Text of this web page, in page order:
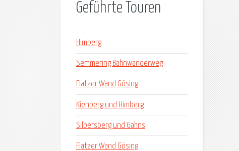
Geführte Touren
Himberg
Semmering Bahnwanderweg
Flatzer Wand Gösing
Kienberg und Himberg
Silbersberg und Gahns
Flatzer Wand Gösing